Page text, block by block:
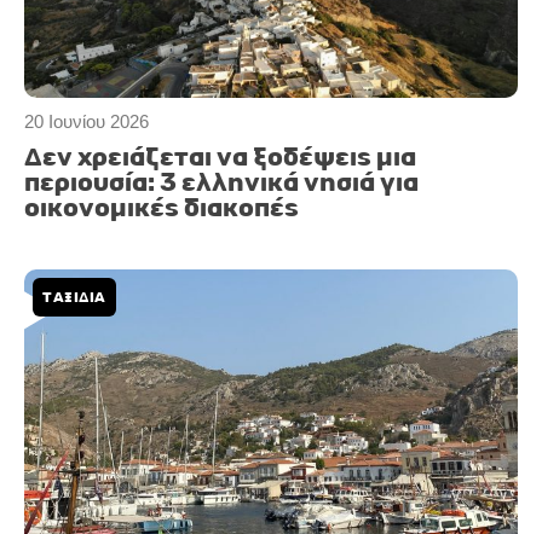
20 Ιουνίου 2026
Δεν χρειάζεται να ξοδέψεις μια
περιουσία: 3 ελληνικά νησιά για
οικονομικές διακοπές
ΤΑΞΙΔΙΑ